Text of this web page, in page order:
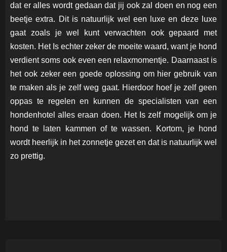
dat er alles wordt gedaan dat jij ook zal doen en nog een
beetje extra. Dit is natuurlijk wel een luxe en deze luxe
gaat zoals je wel kunt verwachten ook gepaard met
kosten. Het Is echter zeker de moeite waard, want je hond
verdient soms ook even een relaxmomentje. Daarnaast is
het ook zeker een goede oplossing om hier gebruik van
te maken als je zelf weg gaat. Hierdoor hoef je zelf geen
oppas te regelen en kunnen de specialisten van een
hondenhotel alles eraan doen. Het Is zelf mogelijk om je
hond te laten kammen of te wassen. Kortom, je hond
wordt heerlijk in het zonnetje gezet en dat is natuurlijk wel
zo prettig.